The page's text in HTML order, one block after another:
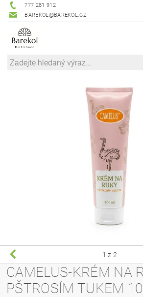
777 281 912
BAREKOL@BAREKOL.CZ
1 z 2
CAMELUS-KRÉM NA
PŠTROSÍM TUKEM